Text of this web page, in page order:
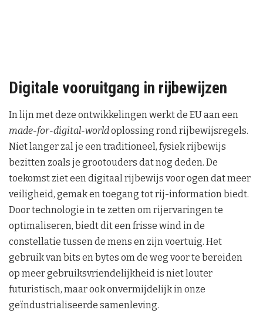
Digitale vooruitgang in rijbewijzen
In lijn met deze ontwikkelingen werkt de EU aan een
made-for-digital-worldoplossing rond rijbewijsregels.
Niet langer zal je een traditioneel, fysiek rijbewijs
bezitten zoals je grootouders dat nog deden. De
toekomst ziet een digitaal rijbewijs voor ogen dat meer
veiligheid, gemak en toegang tot rij-information biedt.
Door technologie in te zetten om rijervaringen te
optimaliseren, biedt dit een frisse wind in de
constellatie tussen de mens en zijn voertuig. Het
gebruik van bits en bytes om de weg voor te bereiden
op meer gebruiksvriendelijkheid is niet louter
futuristisch, maar ook onvermijdelijk in onze
geïndustrialiseerde samenleving.